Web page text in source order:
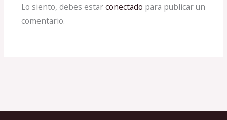
Lo siento, debes estarconectado para publicar un
comentario.